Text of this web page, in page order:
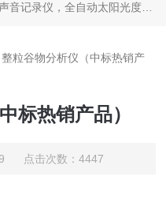
牛奶分析仪，牛奶体细胞测定仪，质构仪，高胶强度测定仪
整粒谷物分析仪（中标热销产
标热销产品）
点击次数：4447